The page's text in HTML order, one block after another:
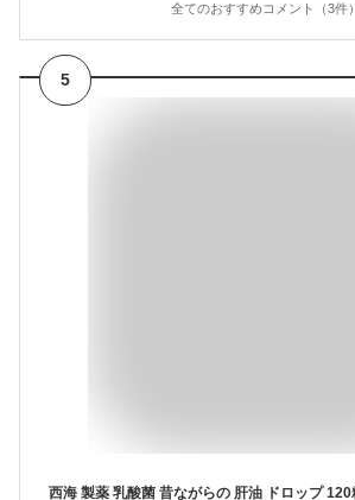
全てのおすすめコメント（3件）
5